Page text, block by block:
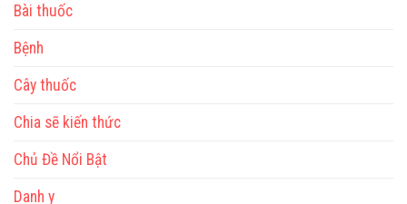
Bài thuốc
Bệnh
Cây thuốc
Chia sẽ kiến thức
Chủ Đề Nổi Bật
Danh y